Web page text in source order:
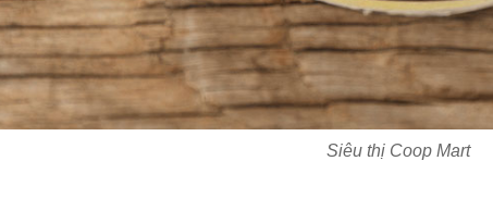
Siêu thị Coop Mart